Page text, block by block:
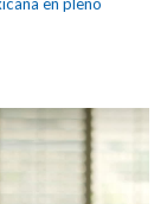
en pleno